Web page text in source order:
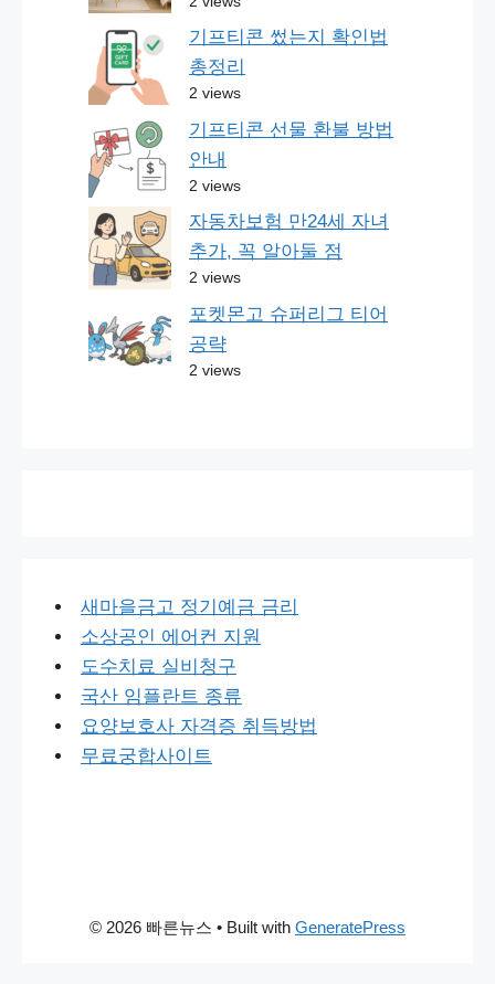
기프티콘 썼는지 확인법
총정리
2 views
기프티콘 선물 환불 방법
안내
2 views
자동차보험 만24세 자녀
추가, 꼭 알아둘 점
2 views
포켓몬고 슈퍼리그 티어
공략
2 views
새마을금고 정기예금 금리
소상공인 에어컨 지원
도수치료 실비청구
국산 임플란트 종류
요양보호사 자격증 취득방법
무료궁합사이트
© 2026 빠른뉴스 • Built with GeneratePress